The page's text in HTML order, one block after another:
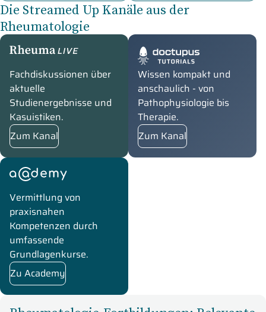
Die Streamed Up Kanäle aus der
Rheumatologie
RheumaLive
Fachdiskussionen über
aktuelle
Studienergebnisse und
Kasuistiken.
Zum Kanal
Doctupus Tutorials
Wissen kompakt und
anschaulich - von
Pathophysiologie bis
Therapie.
Zum Kanal
academy
Vermittlung von
praxisnahen
Kompetenzen durch
umfassende
Grundlagenkurse.
Zu Academy